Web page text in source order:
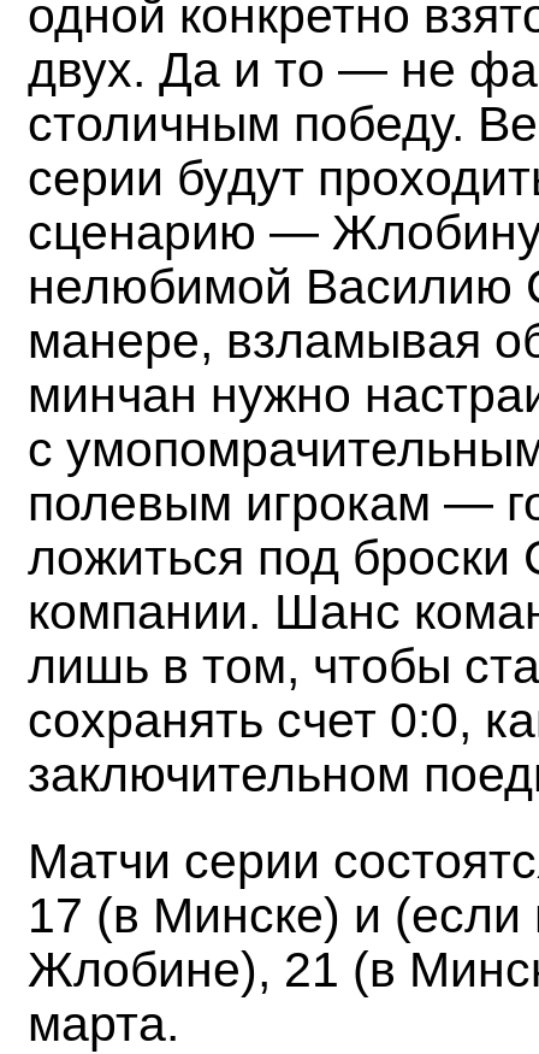
одной конкретно
двух. Да и то — не
столичным победу.
серии будут
сценарию — Жлобину
нелюбимой Василию
манере, взламывая
минчан нужно
с
полевым игрокам —
ложиться под
компании. Шанс
лишь в том, чтобы
сохранять счет 0:0,
заключительном
Матчи серии
17 (в Минске) и (если
Жлобине), 21 (в
марта.